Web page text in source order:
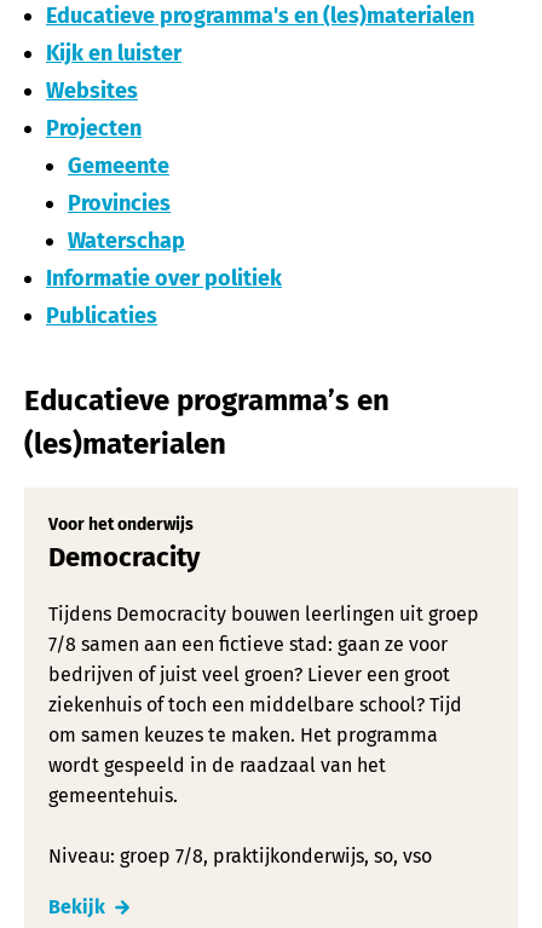
Educatieve programma's en (les)materialen
Kijk en luister
Websites
Projecten
Gemeente
Provincies
Waterschap
Informatie over politiek
Publicaties
Educatieve programma’s en
(les)materialen
Voor het onderwijs
Democracity
Tijdens Democracity bouwen leerlingen uit groep
7/8 samen aan een fictieve stad: gaan ze voor
bedrijven of juist veel groen? Liever een groot
ziekenhuis of toch een middelbare school? Tijd
om samen keuzes te maken. Het programma
wordt gespeeld in de raadzaal van het
gemeentehuis.
Niveau: groep 7/8, praktijkonderwijs, so, vso
Bekijk